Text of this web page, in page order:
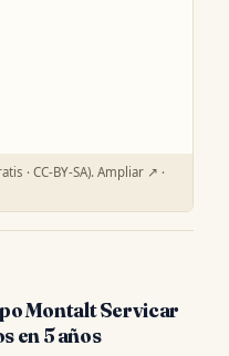
· CC-BY-SA). Ampliar ↗ ·
Montalt Servicar
en 5 años